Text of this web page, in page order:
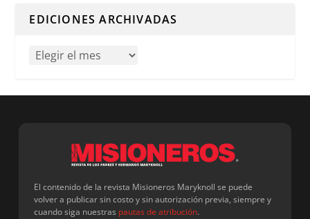
EDICIONES ARCHIVADAS
El contenido de la revista Misioneros Maryknoll se puede
volver a publicar sin costo y sin autorización previa, siempre y
cuando siga nuestras pautas de atribución.